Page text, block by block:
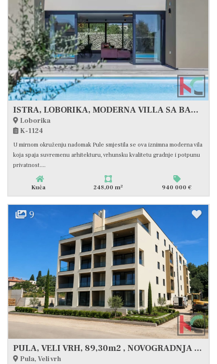
ISTRA, LOBORIKA, MODERNA VILLA SA BAZENOM U DIZAJNERSKOM STILU #PRODAJA
Loborika
K-1124
U mirnom okruženju nadomak Pule smjestila se ova iznimna moderna vila
koja spaja suvremenu arhitekturu, vrhunsku kvalitetu gradnje i potpunu
privatnost....
Kuća 248,00 m2 940 000 €
9
PULA, VELI VRH, 89,30m2 , NOVOGRADNJA #PRODAJA
Pula, Veli vrh